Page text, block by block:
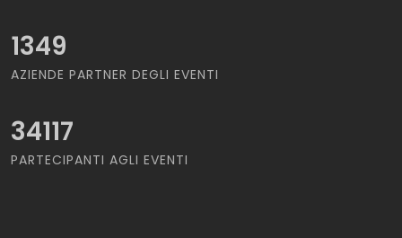
1349
AZIENDE PARTNER DEGLI EVENTI
34117
PARTECIPANTI AGLI EVENTI